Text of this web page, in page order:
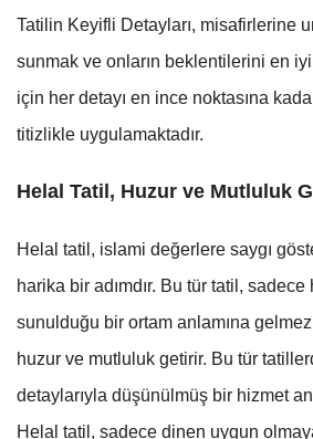
Tatilin Keyifli Detayları, misafirlerine
sunmak ve onların beklentilerini en
için her detayı en ince noktasına
titizlikle uygulamaktadır.
Helal Tatil, Huzur ve Mutluluk
Helal tatil, islami değerlere saygı
harika bir adımdır. Bu tür tatil,
sunulduğu bir ortam anlamına
huzur ve mutluluk getirir. Bu tür
detaylarıyla düşünülmüş bir hizmet
Helal tatil, sadece dinen uygun